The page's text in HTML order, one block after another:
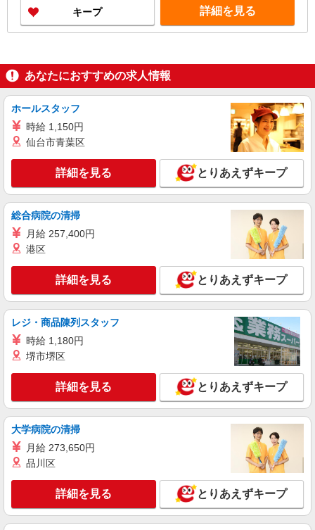
キープ 詳細を見る
あなたにおすすめの求人情報
ホールスタッフ
時給 1,150円
仙台市青葉区
詳細を見る とりあえずキープ
総合病院の清掃
月給 257,400円
港区
詳細を見る とりあえずキープ
レジ・商品陳列スタッフ
時給 1,180円
堺市堺区
詳細を見る とりあえずキープ
大学病院の清掃
月給 273,650円
品川区
詳細を見る とりあえずキープ